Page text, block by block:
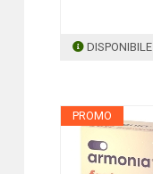
DISPONIBILE
PROMO